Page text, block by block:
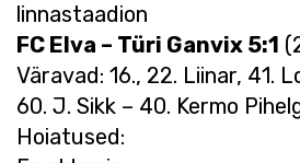
linnastaadion
FC Elva – Türi Ganvix 5:1
Väravad: 16., 22. Liinar, 41.
60. J. Sikk – 40. Kermo
Hoiatused: